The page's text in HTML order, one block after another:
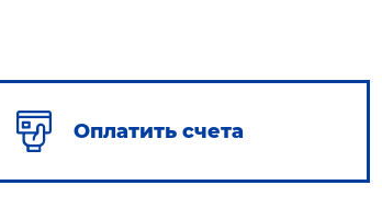
Оплатить счета